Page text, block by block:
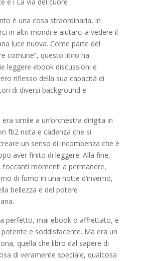
è una cosa straordinaria, in
in altri mondi e aiutarci a vedere il
luce nuova. Come parte del
comune”, questo libro ha
leggere ebook discussioni e
riflesso della sua capacità di
di diversi background e
simile a un’orchestra dirigita in
fb2 nota e cadenza che si
un senso di incombenza che è
aver finito di leggere. Alla fine,
toccanti momenti a permanere,
di fumo in una notte d’inverno,
bellezza e del potere
perfetto, mai ebook o affrettato, e
e soddisfacente. Ma era un
quella che libro dal sapere di
di veramente speciale, qualcosa